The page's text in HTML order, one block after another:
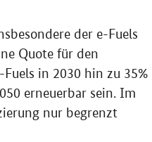
der e-Fuels
Quote für den
in 2030 hin zu 35%
erneuerbar sein. Im
nur begrenzt